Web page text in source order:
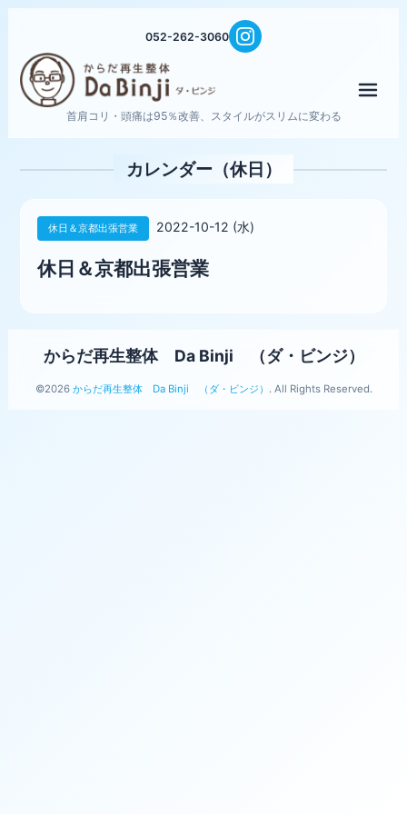
052-262-3060
首肩コリ・頭痛は95％改善、スタイルがスリムに変わる
カレンダー（休日）
休日＆京都出張営業 2022-10-12 (水)
休日＆京都出張営業
からだ再生整体 Da Binji （ダ・ビンジ）
©2026 からだ再生整体 Da Binji （ダ・ビンジ） . All Rights Reserved.